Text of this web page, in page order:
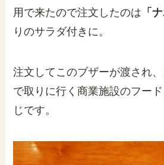
用で来たので注文したのは 「
りのサラダ付きに。
注文してこのブザーが渡され
で取りに行く商業施設のフー
じです。